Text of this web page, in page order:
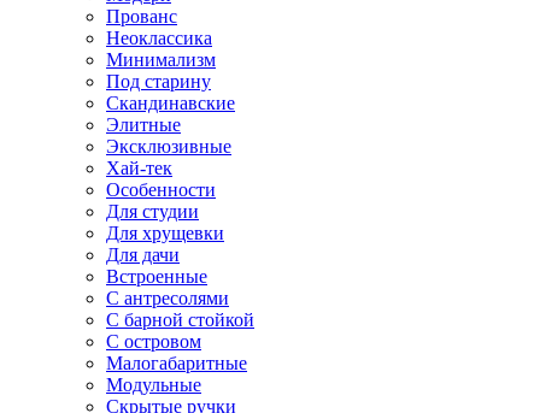
Прованс
Неоклассика
Минимализм
Под старину
Скандинавские
Элитные
Эксклюзивные
Хай-тек
Особенности
Для студии
Для хрущевки
Для дачи
Встроенные
С антресолями
С барной стойкой
С островом
Малогабаритные
Модульные
Скрытые ручки